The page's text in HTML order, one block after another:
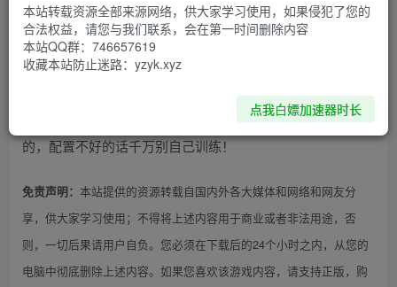
好用，据说是目前最好的实时变声器，文件中内置了教程和
很多声音模型，使用是没问题的
之后要是需要更多声线的话可以直接在网上找别人训练好
的，配置不好的话千万别自己训练！
免责声明： 本站提供的资源转载自国内外各大媒体和网络和网友分
享，供大家学习使用；不得将上述内容用于商业或者非法用途，否
则，一切后果请用户自负。您必须在下载后的24个小时之内，从您的
电脑中彻底删除上述内容。如果您喜欢该游戏内容，请支持正版，购
本站转载资源全部来源网络，供大家学习使用，如果侵犯了您的
合法权益，请您与我们联系，会在第一时间删除内容
本站QQ群：746657619
收藏本站防止迷路：yzyk.xyz
点我白嫖加速器时长